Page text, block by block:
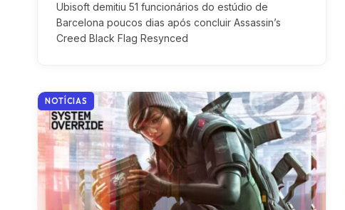
Ubisoft demitiu 51 funcionários do estúdio de
Barcelona poucos dias após concluir Assassin’s
Creed Black Flag Resynced
NOTÍCIAS